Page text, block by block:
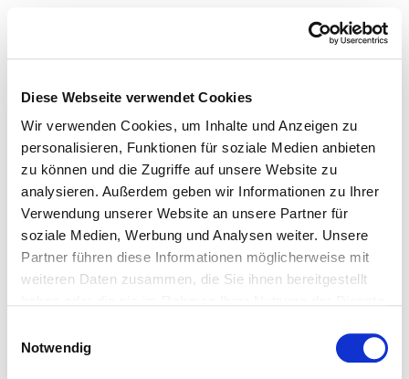
Diese Webseite verwendet Cookies
Wir verwenden Cookies, um Inhalte und Anzeigen zu
personalisieren, Funktionen für soziale Medien anbieten
zu können und die Zugriffe auf unsere Website zu
analysieren. Außerdem geben wir Informationen zu Ihrer
Verwendung unserer Website an unsere Partner für
soziale Medien, Werbung und Analysen weiter. Unsere
Partner führen diese Informationen möglicherweise mit
weiteren Daten zusammen, die Sie ihnen bereitgestellt
Notwendig